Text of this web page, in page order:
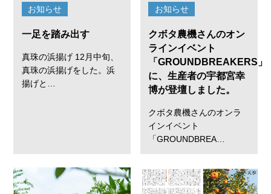
お知らせ
一足を踏み出す
真珠の浜揚げ 12月中旬、
真珠の浜揚げをした。浜
揚げと…
お知らせ
クボタ農機さんのオン
ラインイベント
「GROUNDBREAKERS」
に、生産者の宇都宮幸
博が登壇しました。
クボタ農機さんのオンラ
インイベント
「GROUNDBREA…